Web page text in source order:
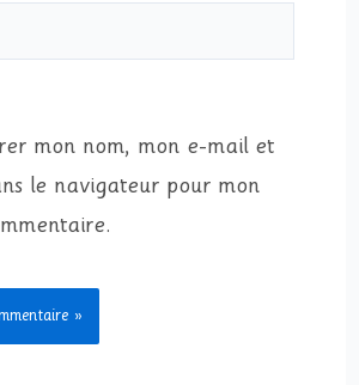
mon nom, mon e-mail et
le navigateur pour mon